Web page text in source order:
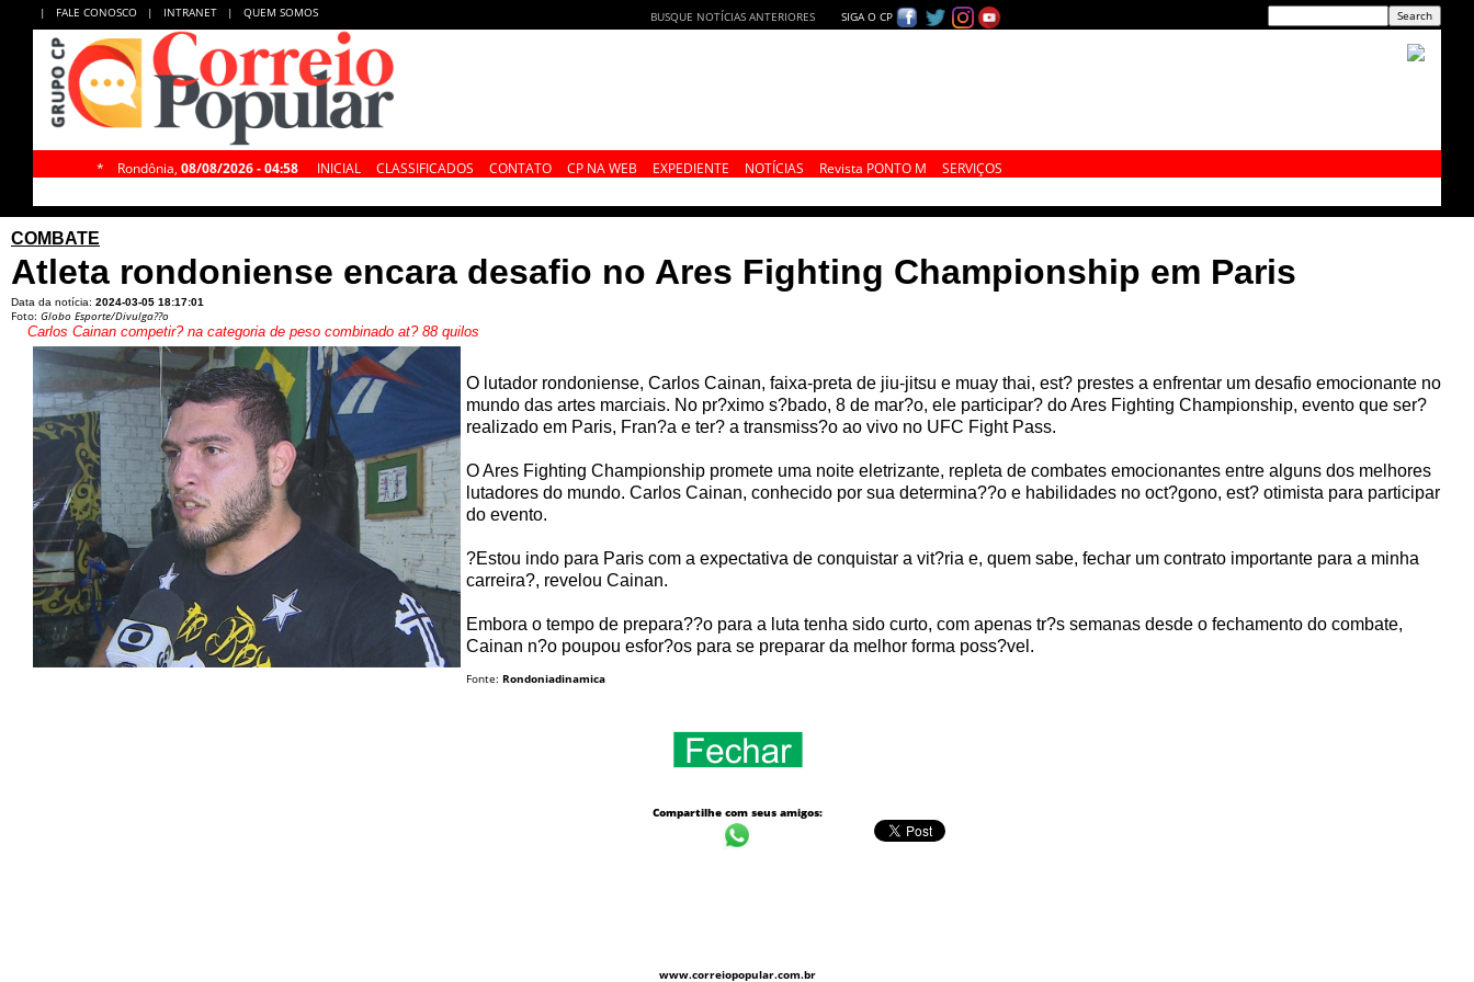
| FALE CONOSCO | INTRANET | QUEM SOMOS BUSQUE NOTÍCIAS ANTERIORES SIGA O CP
* Rondônia, 08/08/2026 - 04:58 INICIAL CLASSIFICADOS CONTATO CP NA WEB EXPEDIENTE NOTÍCIAS Revista PONTO M SERVIÇOS
COMBATE
Atleta rondoniense encara desafio no Ares Fighting Championship em Paris
Data da notícia: 2024-03-05 18:17:01
Foto: Globo Esporte/Divulga??o
Carlos Cainan competir? na categoria de peso combinado at? 88 quilos
O lutador rondoniense, Carlos Cainan, faixa-preta de jiu-jitsu e muay thai, est? prestes a enfrentar um desafio emocionante no
mundo das artes marciais. No pr?ximo s?bado, 8 de mar?o, ele participar? do Ares Fighting Championship, evento que ser?
realizado em Paris, Fran?a e ter? a transmiss?o ao vivo no UFC Fight Pass.
O Ares Fighting Championship promete uma noite eletrizante, repleta de combates emocionantes entre alguns dos melhores
lutadores do mundo. Carlos Cainan, conhecido por sua determina??o e habilidades no oct?gono, est? otimista para participar
do evento.
?Estou indo para Paris com a expectativa de conquistar a vit?ria e, quem sabe, fechar um contrato importante para a minha
carreira?, revelou Cainan.
Embora o tempo de prepara??o para a luta tenha sido curto, com apenas tr?s semanas desde o fechamento do combate,
Cainan n?o poupou esfor?os para se preparar da melhor forma poss?vel.
Fonte: Rondoniadinamica
Compartilhe com seus amigos:
www.correiopopular.com.br